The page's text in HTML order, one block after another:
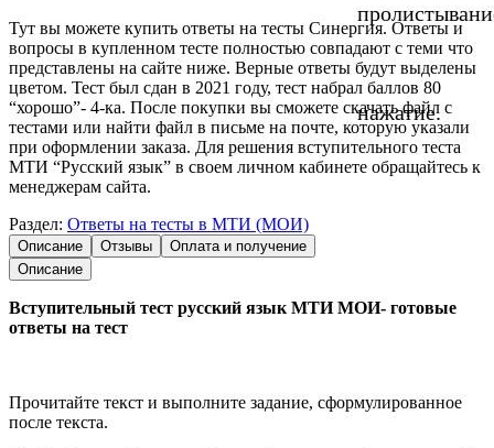
нажатие.
Тут вы можете купить ответы на тесты Синергия. Ответы и
вопросы в купленном тесте полностью совпадают с теми что
представлены на сайте ниже. Верные ответы будут выделены
цветом. Тест был сдан в 2021 году, тест набрал баллов 80
“хорошо”- 4-ка. После покупки вы сможете скачать файл с
тестами или найти файл в письме на почте, которую указали
при оформлении заказа. Для решения вступительного теста
МТИ “Русский язык” в своем личном кабинете обращайтесь к
менеджерам сайта.
Раздел: Ответы на тесты в МТИ (МОИ)
Описание Отзывы
Оплата и получение
Описание
Вступительный тест русский язык МТИ МОИ- готовые
ответы на тест
Прочитайте текст и выполните задание, сформулированное
после текста.